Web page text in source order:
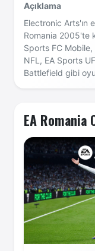
Açıklama
Electronic Arts'ın
Romania 2005'te
Sports FC
NFL, EA Sports
Battlefield gibi
EA Romania